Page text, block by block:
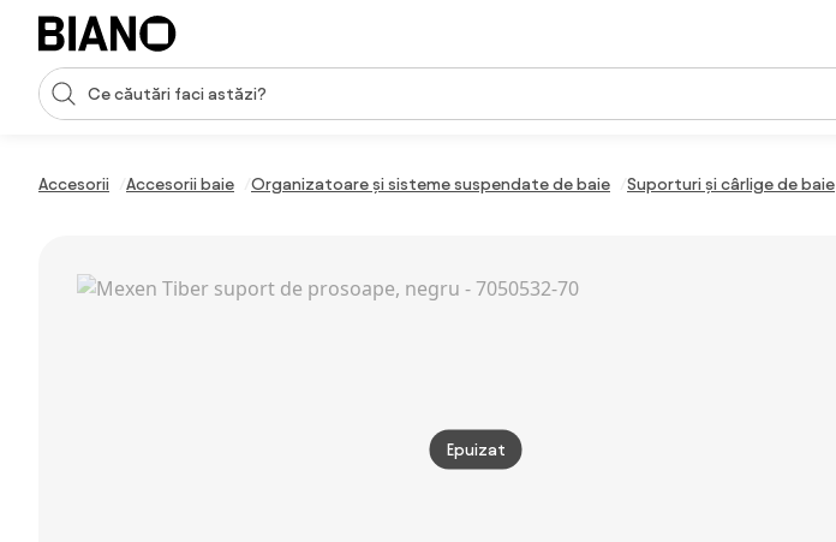
Sari peste navigare, accesează conținutul
Introducerea căutării
Accesorii Accesorii baie Organizatoare și sisteme suspendate de baie Suporturi și cârlige de baie
Epuizat